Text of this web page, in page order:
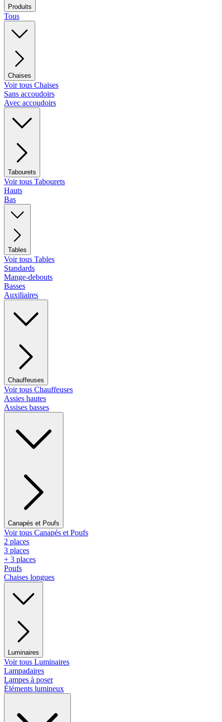
Produits
Tous
Chaises
Voir tous Chaises
Sans accoudoirs
Avec accoudoirs
Tabourets
Voir tous Tabourets
Hauts
Bas
Tables
Voir tous Tables
Standards
Mange-debouts
Basses
Auxiliaires
Chauffeuses
Voir tous Chauffeuses
Assies hautes
Assises basses
Canapés et Poufs
Voir tous Canapés et Poufs
2 places
3 places
+ 3 places
Poufs
Chaises longues
Luminaires
Voir tous Luminaires
Lampadaires
Lampes à poser
Éléments lumineux